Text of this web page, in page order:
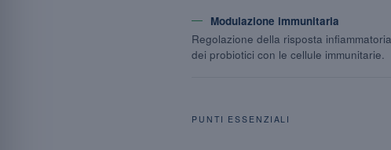
Modulazione immunitaria
Regolazione della risposta
dei probiotici con le cellule immunitarie.
PUNTI ESSENZIALI